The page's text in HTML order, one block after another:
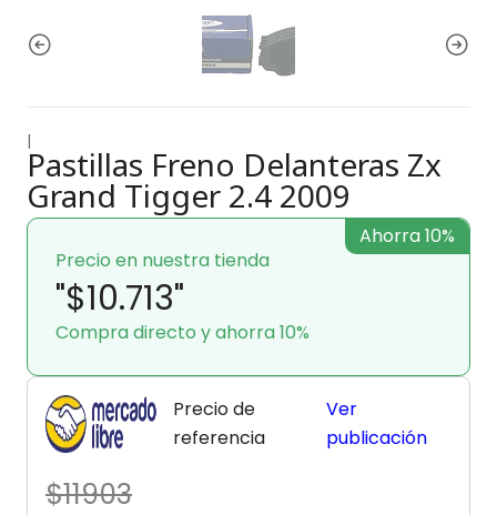
|
Pastillas Freno Delanteras Zx
Grand Tigger 2.4 2009
Precio en nuestra tienda
"$10.713"
Compra directo y ahorra 10%
Ahorra 10%
Precio de
referencia
$11903
Ver
publicación